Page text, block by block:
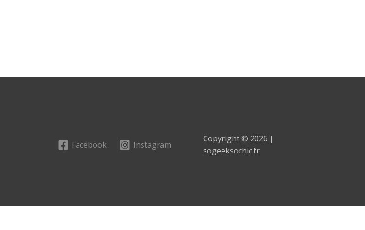
Facebook Instagram
Copyright © 2026 |
sogeeksochic.fr